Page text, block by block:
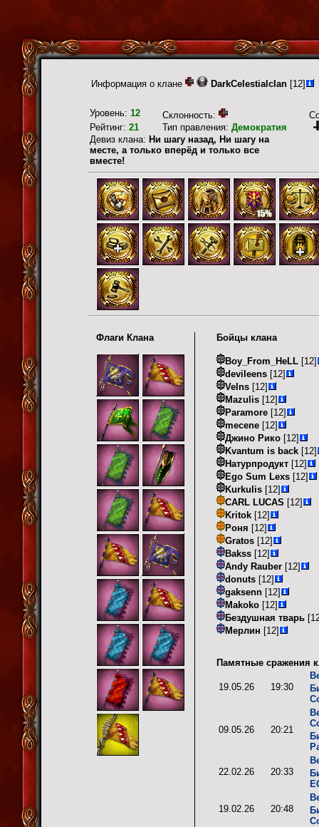
Информация о клане DarkCelestialclan [12]
Уровень: 12 Склонность:
Рейтинг: 21 Тип правления: Демократия
Девиз клана: Ни шагу назад, Ни шагу на
месте, а только вперёд и только все
вместе!
Флаги Клана Бойцы клана
Boy_From_HeLL [12]
devileens [12]
Velns [12]
Mazulis [12]
Paramore [12]
mecene [12]
Джино Рико [12]
Kvantum is back [12]
Натурпродукт [12]
Ego Sum Lexs [12]
Kurkulis [12]
CARL LUCAS [12]
Kritok [12]
Роня [12]
Gratos [12]
Bakss [12]
Andy Rauber [12]
donuts [12]
gaksenn [12]
Makoko [12]
Бездушная тварь
Мерлин [12]
Памятные сражения
19.05.26 19:30
09.05.26 20:21
22.02.26 20:33
19.02.26 20:48